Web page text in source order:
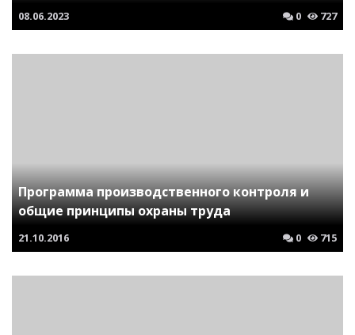
08.06.2023 0 727
Программа производственного контроля и
общие принципы охраны труда
21.10.2016 0 715